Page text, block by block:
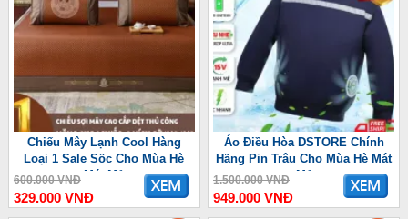
Chiếu Mây Lạnh Cool Hàng
Loại 1 Sale Sốc Cho Mùa Hè
Mát Mẻ
600.000 VNĐ
329.000 VNĐ
Áo Điều Hòa DSTORE Chính
Hãng Pin Trâu Cho Mùa Hè Mát
Mẻ
1.500.000 VNĐ
949.000 VNĐ